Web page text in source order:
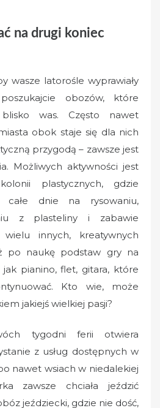
na drugi koniec
wasze latorośle wyprawiały
obozów, które
was. Często nawet
obok staje się dla nich
przygodą – zawsze jest
Możliwych aktywności jest
plastycznych, gdzie
całe dnie na rysowaniu,
z plasteliny i zabawie
innych, kreatywnych
po naukę podstaw gry na
pianino, flet, gitara, które
Kto wie, może
jakiejś wielkiej pasji?
tygodni ferii otwiera
z usług dostępnych w
nawet wsiach w niedalekiej
zawsze chciała jeździć
jeździecki, gdzie nie dość,